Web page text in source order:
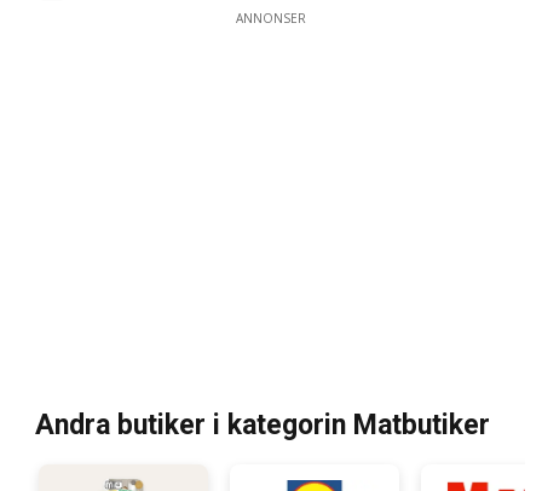
ANNONSER
Andra butiker i kategorin Matbutiker